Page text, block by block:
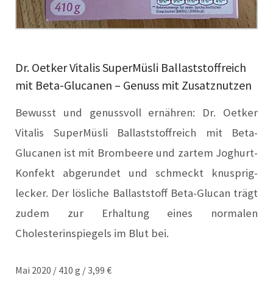
Dr. Oetker Vitalis SuperMüsli Ballaststoffreich
mit Beta-Glucanen – Genuss mit Zusatznutzen
Bewusst und genussvoll ernähren: Dr. Oetker
Vitalis SuperMüsli Ballaststoffreich mit Beta-
Glucanen ist mit Brombeere und zartem Joghurt-
Konfekt abgerundet und schmeckt knusprig-
lecker. Der lösliche Ballaststoff Beta-Glucan trägt
zudem zur Erhaltung eines normalen
Cholesterinspiegels im Blut bei.
Mai 2020 / 410 g / 3,99 €